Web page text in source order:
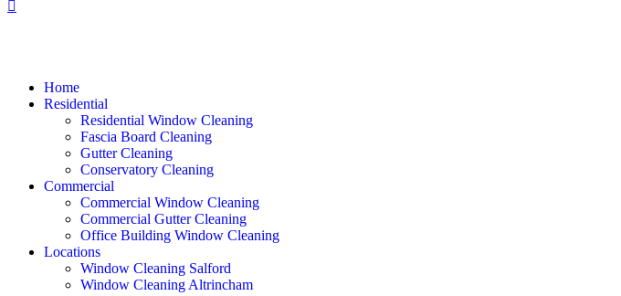
Home
Residential
Residential Window Cleaning
Fascia Board Cleaning
Gutter Cleaning
Conservatory Cleaning
Commercial
Commercial Window Cleaning
Commercial Gutter Cleaning
Office Building Window Cleaning​
Locations
Window Cleaning Salford
Window Cleaning Altrincham